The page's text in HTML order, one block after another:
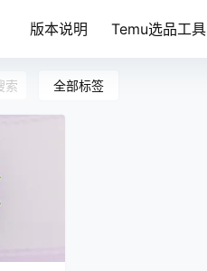
版本说明 Temu选品工具
全部标签